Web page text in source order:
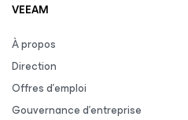
VEEAM
À propos
Direction
Offres d’emploi
Gouvernance d’entreprise